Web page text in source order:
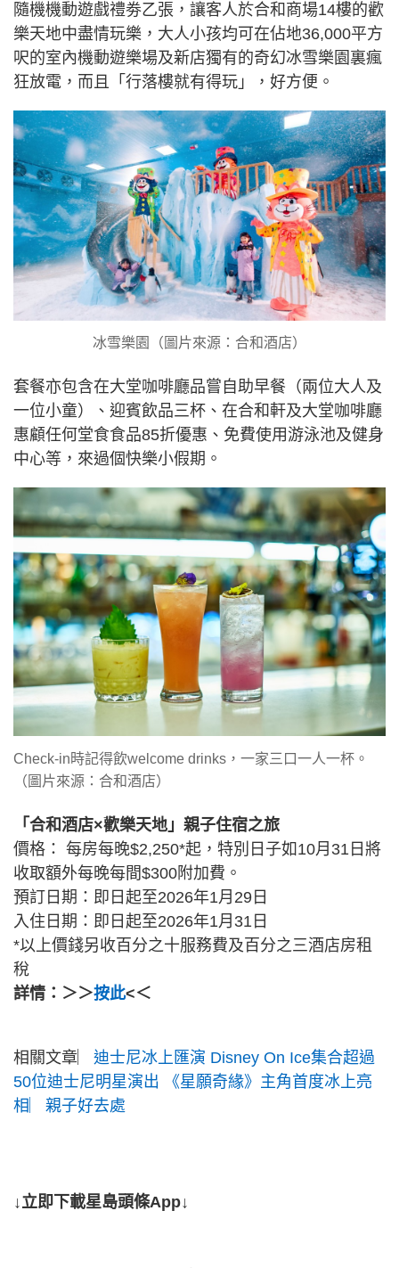
隨機機動遊戲禮劵乙張，讓客人於合和商場14樓的歡
樂天地中盡情玩樂，大人小孩均可在佔地36,000平方
呎的室內機動遊樂場及新店獨有的奇幻冰雪樂園裏瘋
狂放電，而且「行落樓就有得玩」，好方便。
冰雪樂園（圖片來源：合和酒店）
套餐亦包含在大堂咖啡廳品嘗自助早餐（兩位大人及
一位小童）、迎賓飲品三杯、在合和軒及大堂咖啡廳
惠顧任何堂食食品85折優惠、免費使用游泳池及健身
中心等，來過個快樂小假期。
Check-in時記得飲welcome drinks，一家三口一人一杯。
（圖片來源：合和酒店）
「合和酒店×歡樂天地」親子住宿之旅
價格： 每房每晚$2,250*起，特別日子如10月31日將
收取額外每晚每間$300附加費。
預訂日期：即日起至2026年1月29日
入住日期：即日起至2026年1月31日
*以上價錢另收百分之十服務費及百分之三酒店房租
稅
詳情：＞＞按此<＜
相關文章︳ 迪士尼冰上匯演 Disney On Ice集合超過
50位迪士尼明星演出 《星願奇緣》主角首度冰上亮
相︳親子好去處
↓立即下載星島頭條App↓